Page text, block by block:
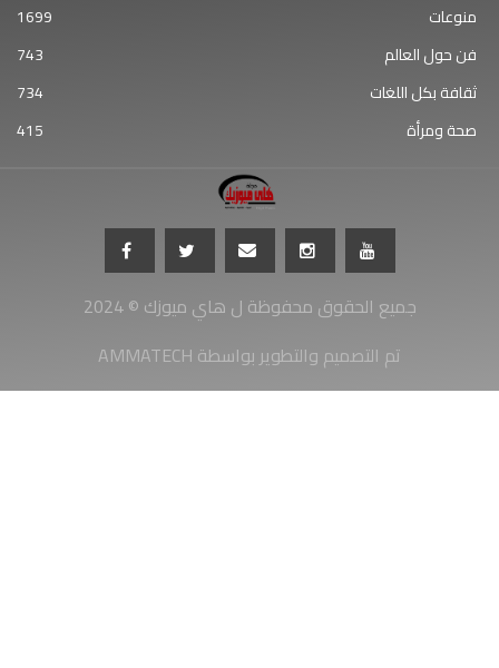
منوعات
1699
فن حول العالم
743
ثقافة بكل اللغات
734
صحة ومرأة
415
جميع الحقوق محفوظة ل هاي ميوزك © 2024
AMMATECH تم التصميم والتطوير بواسطة